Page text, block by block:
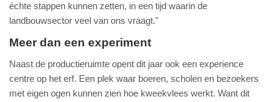
échte stappen kunnen zetten, in een tijd waarin de
landbouwsector veel van ons vraagt."
Meer dan een experiment
Naast de productieruimte opent dit jaar ook een experience
centre op het erf. Een plek waar boeren, scholen en bezoekers
met eigen ogen kunnen zien hoe kweekvlees werkt. Want dit